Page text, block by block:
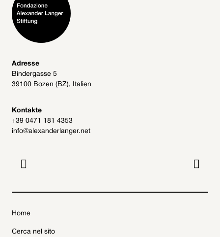
Adresse
Bindergasse 5
39100 Bozen (BZ), Italien
Kontakte
+39 0471 181 4353
info@alexanderlanger.net
 
Home
Cerca nel sito